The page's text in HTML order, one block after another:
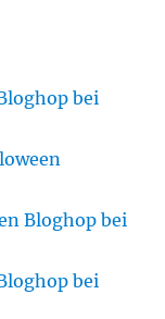
bei
Bloghop bei
bei